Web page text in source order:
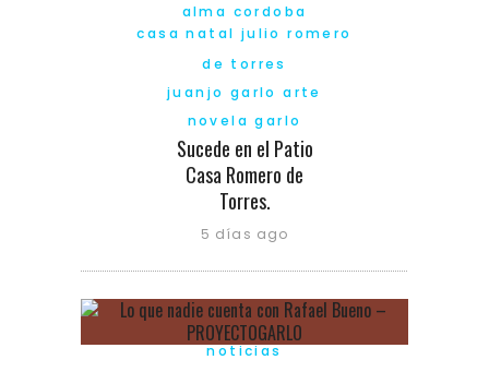
alma cordoba
casa natal julio romero
de torres
juanjo garlo arte
novela garlo
Sucede en el Patio
Casa Romero de
Torres.
5 días ago
noticias